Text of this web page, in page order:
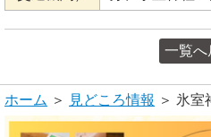
一覧へ
ホーム ＞ 見どころ情報 ＞ 氷室